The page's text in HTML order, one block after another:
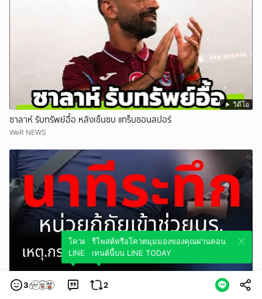
วิดีโอ
ซาลาห์ รับทรัพย์อื้อ หลังเซ็นซบ แทร็บซอนสปอร์
WeR NEWS
วิดีโอ
นาทีระทึก หน่วยกู้ภัยเข้าช่วยนร.กราxยิxกลาง โรงเรียนดัง นนทบุรี
3
โควตมุมมองของคุณผ่านคอนเทนต์นี้บน
LINE TODAY
2
รีโพสต์หรือโควตมุมมองของคุณผ่านคอน
เทนต์นี้บน LINE TODAY